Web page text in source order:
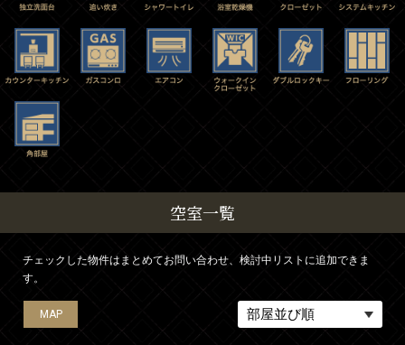
空室一覧
チェックした物件はまとめてお問い合わせ、検討中リストに追加できま
す。
MAP
MAP
MAP